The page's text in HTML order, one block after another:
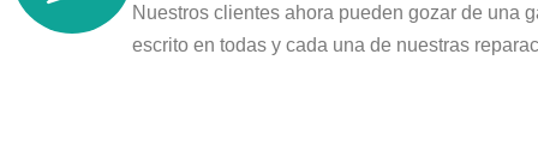
Nuestros clientes ahora pueden gozar de una
escrito en todas y cada una de nuestras